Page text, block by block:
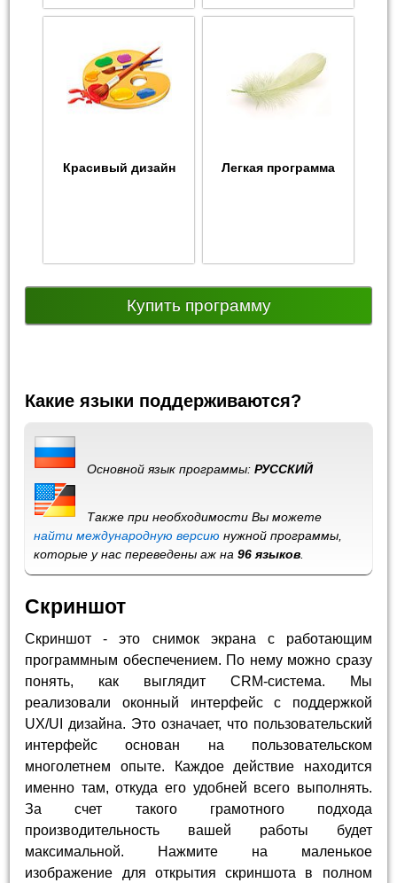
Красивый дизайн Легкая программа
Купить программу
Какие языки поддерживаются?
Основной язык программы:РУССКИЙ
Также при необходимости Вы можете
найти международную версию нужной программы,
которые у нас переведены аж на96 языков
Скриншот
Скриншот - это снимок экрана с работающим
программным обеспечением. По нему можно сразу
понять, как выглядит CRM-система. Мы
реализовали оконный интерфейс с поддержкой
UX/UI дизайна. Это означает, что пользовательский
интерфейс основан на пользовательском
многолетнем опыте. Каждое действие находится
именно там, откуда его удобней всего выполнять.
За счет такого грамотного подхода
производительность вашей работы будет
максимальной. Нажмите на маленькое
изображение для открытия скриншота в полном